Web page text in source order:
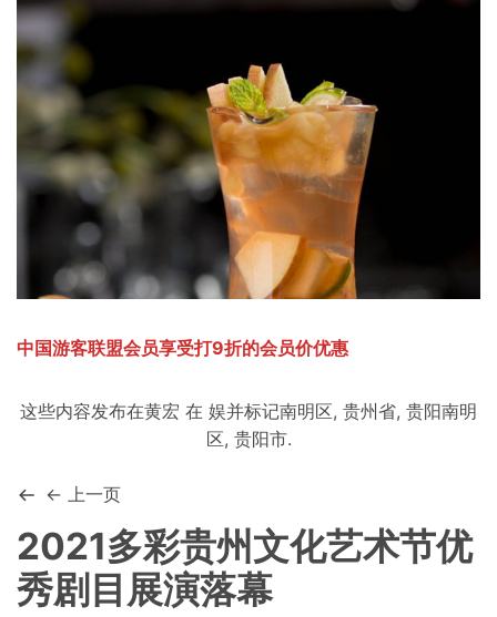
中国游客联盟会员享受打9折的会员价优惠
这些内容发布在黄宏 在 娱并标记南明区, 贵州省, 贵阳南明
区, 贵阳市.
← 上一页
2021多彩贵州文化艺术节优
秀剧目展演落幕